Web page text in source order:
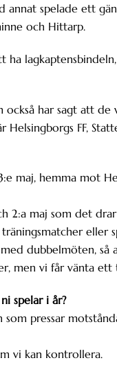
annat spelade ett
och Hittarp.
också har sagt att
FF,
maj, hemma mot
2:a maj som det
eller
dubbelmöten,
men vi får vänta ett
spelar i år?
pressar
vi kan kontrollera.